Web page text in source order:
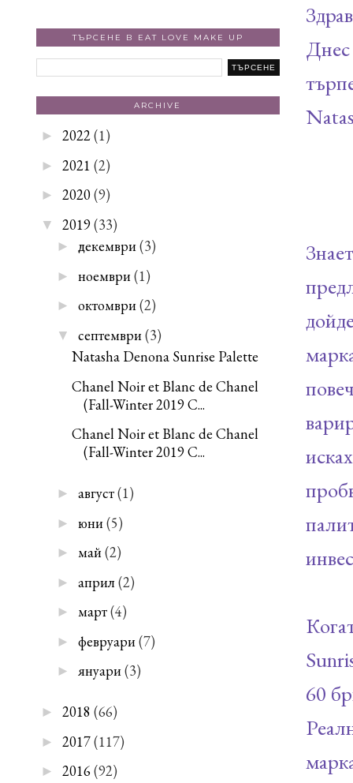
Днес
60
ТЪРСЕНЕ В EAT LOVE MAKE UP
ARCHIVE
► 2022(1)
► 2021 (2)
► 2020(9)
▼ 2019(33)
► декември(3)
► ноември (1)
► октомври(2)
▼ септември (3)
Natasha Denona Sunrise Palette
Chanel Noir et Blanc de Chanel
(Fall-Winter 2019 C...
Chanel Noir et Blanc de Chanel
(Fall-Winter 2019 C...
► август(1)
► юни (5)
► май(2)
► април(2)
► март(4)
► февруари (7)
► януари(3)
► 2018 (66)
► 2017(117)
► 2016(92)